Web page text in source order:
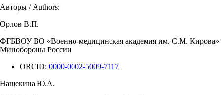
Авторы / Authors:
Орлов В.П.
ФГБВОУ ВО «Военно-медицинская академия им. С.М. Кирова»
Минобороны России
ORCID: 0000-0002-5009-7117
Нащекина Ю.А.